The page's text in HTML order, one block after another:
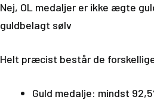
Nej, OL medaljer er ikke ægte
guldbelagt sølv
Helt præcist består de
Guld medalje: mindst